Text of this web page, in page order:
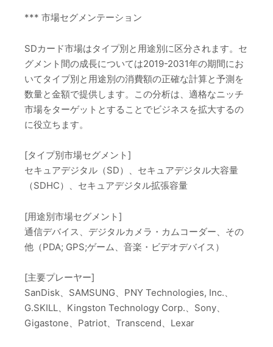
*** 市場セグメンテーション
SDカード市場はタイプ別と用途別に区分されます。セ
グメント間の成長については2019-2031年の期間にお
いてタイプ別と用途別の消費額の正確な計算と予測を
数量と金額で提供します。この分析は、適格なニッチ
市場をターゲットとすることでビジネスを拡大するの
に役立ちます。
[タイプ別市場セグメント]
セキュアデジタル（SD）、セキュアデジタル大容量
（SDHC）、セキュアデジタル拡張容量
[用途別市場セグメント]
通信デバイス、デジタルカメラ・カムコーダー、その
他（PDA; GPS;ゲーム、音楽・ビデオデバイス）
[主要プレーヤー]
SanDisk、SAMSUNG、PNY Technologies, Inc.、
G.SKILL、Kingston Technology Corp.、Sony、
Gigastone、Patriot、Transcend、Lexar